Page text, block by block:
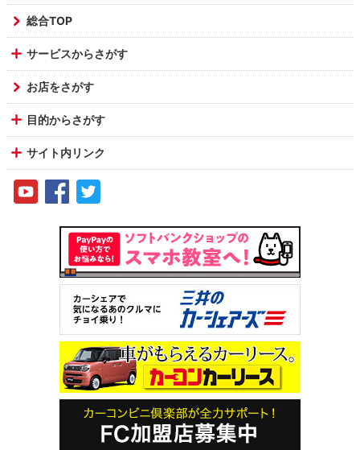
総合TOP
サービスからさがす
お店をさがす
目的からさがす
サイト内リンク